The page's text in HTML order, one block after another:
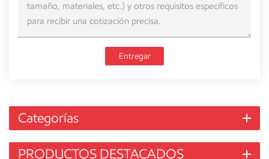
Entregar
Categorías
PRODUCTOS DESTACADOS